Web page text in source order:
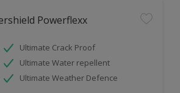
Powerflexx
Ultimate Crack Proof
Ultimate Water repellent
Ultimate Weather Defence